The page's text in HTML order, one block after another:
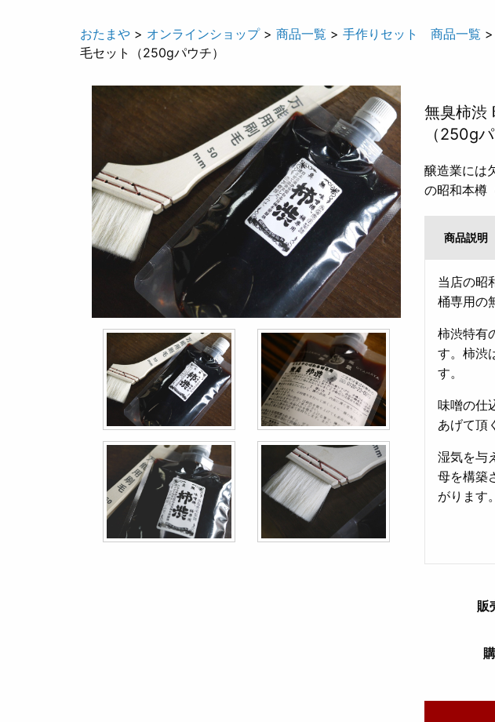
おたまや > オンラインショップ> 商品一覧 > 手作りセット 商品一覧 >
毛セット（250gパウチ）
無臭柿渋
（250gパ
醸造業には
の昭和本樽
商品説明
当店の昭
桶専用の
柿渋特有
す。柿渋
す。
味噌の仕
あげて頂
湿気を与
母を構築
がります。
販